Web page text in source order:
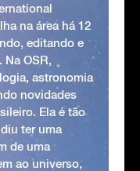
na área há 12
editando e
OSR,
astronomia
novidades
Ela é tão
ter uma
de uma
ao universo,